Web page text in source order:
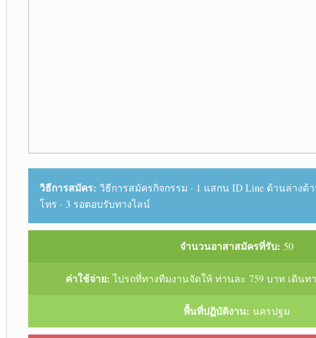
วิธีการสมัคร: วิธีการสมัครกิจกรรม · 1 แสกน ID Line ด้านล่างด้
โทร · 3 รอตอบรับทางไลน์
จำนวนอาสาสมัครที่รับ: 50
ค่าใช้จ่าย: ไปรถที่ทางทีมงานจัดให้ ท่านละ 759 บาท เดินท
พื้นที่ปฏิบัติงาน: นครปฐม